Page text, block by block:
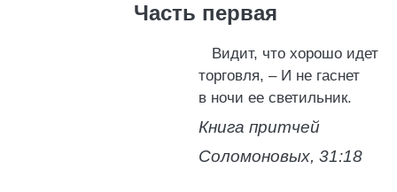
Часть первая
Видит, что хорошо идет
торговля, – И не гаснет
в ночи ее светильник.
Книга притчей
Соломоновых, 31:18